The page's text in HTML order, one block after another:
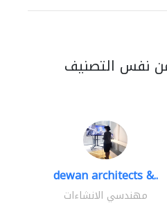
نفس التصنيف
dewan architects &..
مهندسي الانشاءات